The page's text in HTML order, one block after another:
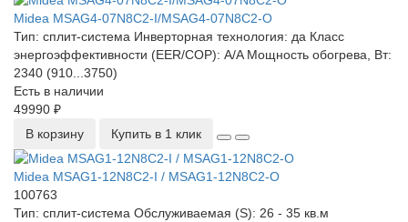
Midea MSAG4-07N8C2-I/MSAG4-07N8C2-O
Тип: сплит-система Инверторная технология: да Класс
энергоэффективности (EER/COP): A/AМощность обогрева, Вт:
2340 (910...3750)
Есть в наличии
49990 ₽
В корзину
Купить в 1 клик
Midea MSAG1-12N8C2-I / MSAG1-12N8C2-O
100763
Тип: сплит-система Обслуживаемая (S): 26 - 35 кв.м